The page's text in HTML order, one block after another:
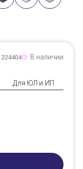
224404 В наличии
Для ЮЛ и ИП